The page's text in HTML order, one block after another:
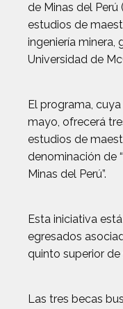
de Minas del Perú
estudios de
ingeniería minera,
Universidad de
El programa,
mayo, ofrecerá
estudios de
denominación de
Minas del Perú”.
Esta iniciativa
egresados
quinto superior
Las tres becas